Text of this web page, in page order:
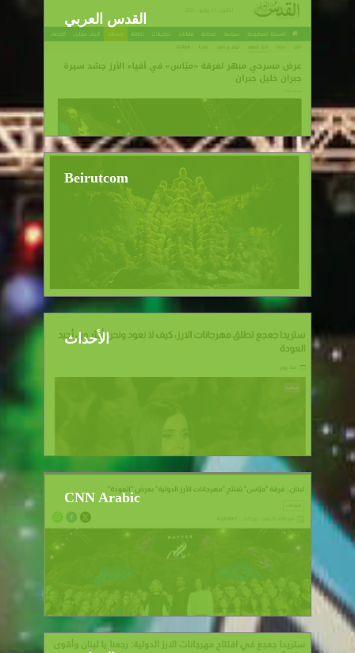
القدس العربي
Beirutcom
الأحداث
CNN Arabic